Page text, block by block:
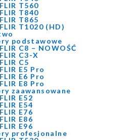
FLIR T560
FLIR T840
FLIR T865
FLIR T1020 (HD)
podstawowe
FLIR C8 – NOWOŚĆ
FLIR C3-X
FLIR C5
FLIR E5 Pro
FLIR E6 Pro
FLIR E8 Pro
zaawansowane
FLIR E52
FLIR E54
FLIR E76
FLIR E86
FLIR E96
profesjonalne